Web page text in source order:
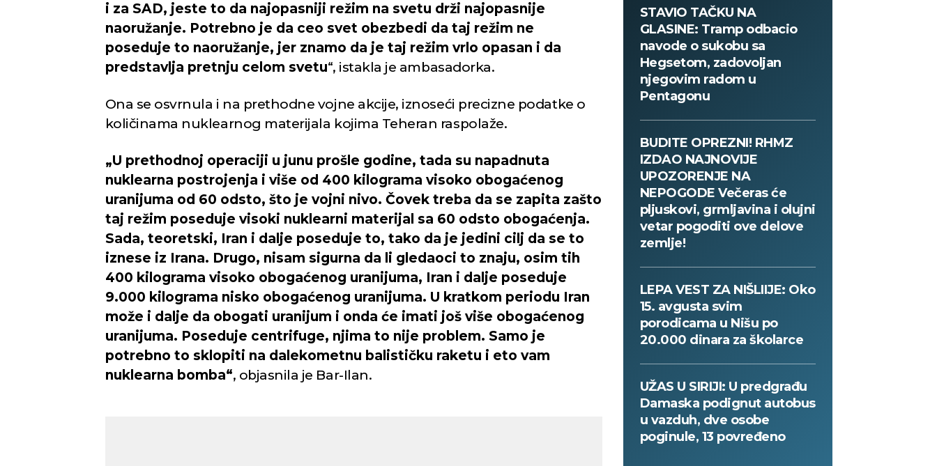
i za SAD, jeste to da najopasniji režim na svetu drži najopasnije
naoružanje. Potrebno je da ceo svet obezbedi da taj režim ne
poseduje to naoružanje, jer znamo da je taj režim vrlo opasan i da
predstavlja pretnju celom svetu“, istakla je ambasadorka.
Ona se osvrnula i na prethodne vojne akcije, iznoseći precizne podatke o
količinama nuklearnog materijala kojima Teheran raspolaže.
„U prethodnoj operaciji u junu prošle godine, tada su napadnuta
nuklearna postrojenja i više od 400 kilograma visoko obogaćenog
uranijuma od 60 odsto, što je vojni nivo. Čovek treba da se zapita zašto
taj režim poseduje visoki nuklearni materijal sa 60 odsto obogaćenja.
Sada, teoretski, Iran i dalje poseduje to, tako da je jedini cilj da se to
iznese iz Irana. Drugo, nisam sigurna da li gledaoci to znaju, osim tih
400 kilograma visoko obogaćenog uranijuma, Iran i dalje poseduje
9.000 kilograma nisko obogaćenog uranijuma. U kratkom periodu Iran
može i dalje da obogati uranijum i onda će imati još više obogaćenog
uranijuma. Poseduje centrifuge, njima to nije problem. Samo je
potrebno to sklopiti na dalekometnu balističku raketu i eto vam
nuklearna bomba“, objasnila je Bar-Ilan.
STAVIO TAČKU NA
GLASINE: Tramp odbacio
navode o sukobu sa
Hegsetom, zadovoljan
njegovim radom u
Pentagonu
BUDITE OPREZNI! RHMZ
IZDAO NAJNOVIJE
UPOZORENJE NA
NEPOGODE Večeras će
pljuskovi, grmljavina i olujni
vetar pogoditi ove delove
zemlje!
LEPA VEST ZA NIŠLIIJE: Oko
15. avgusta svim
porodicama u Nišu po
20.000 dinara za školarce
UŽAS U SIRIJI: U predgrađu
Damaska podignut autobus
u vazduh, dve osobe
poginule, 13 povređeno